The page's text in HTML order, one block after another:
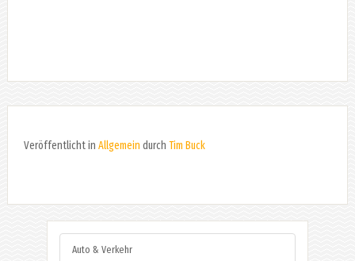
Veröffentlicht in Allgemein durch Tim Buck
Auto & Verkehr